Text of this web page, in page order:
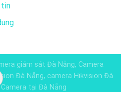
tin
giám sát Đà Nẵng, Camera
Đà Nẵng, camera Hikvision Đà
tại Đà Nẵng